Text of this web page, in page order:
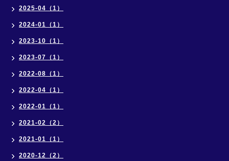
2025-04（1）
2024-01（1）
2023-10（1）
2023-07（1）
2022-08（1）
2022-04（1）
2022-01（1）
2021-02（2）
2021-01（1）
2020-12（2）